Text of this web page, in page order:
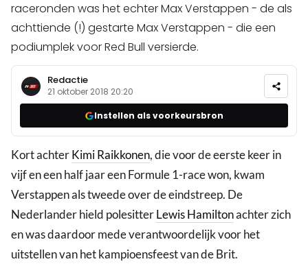
raceronden was het echter Max Verstappen - de als
achttiende (!) gestarte Max Verstappen - die een
podiumplek voor Red Bull versierde.
Redactie
21 oktober 2018 20:20
Instellen als voorkeursbron
Kort achterKimi Raikkonen, die voor de eerste keer in
vijf en een half jaar een Formule 1-race won, kwam
Verstappen als tweede over de eindstreep. De
Nederlander hield polesitterLewis Hamiltonachter zich
en was daardoor mede verantwoordelijk voor het
uitstellen van het kampioensfeest van de Brit.